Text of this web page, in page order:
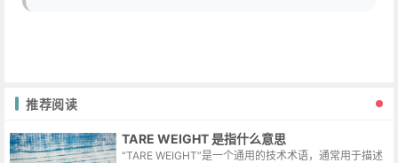
推荐阅读
TARE WEIGHT 是指什么意思
“TARE WEIGHT”是一个通用的技术术语，通常用于描述